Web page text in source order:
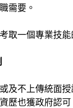
需要。
取一個專業技
及不上傳統面
歷也獲政府認可